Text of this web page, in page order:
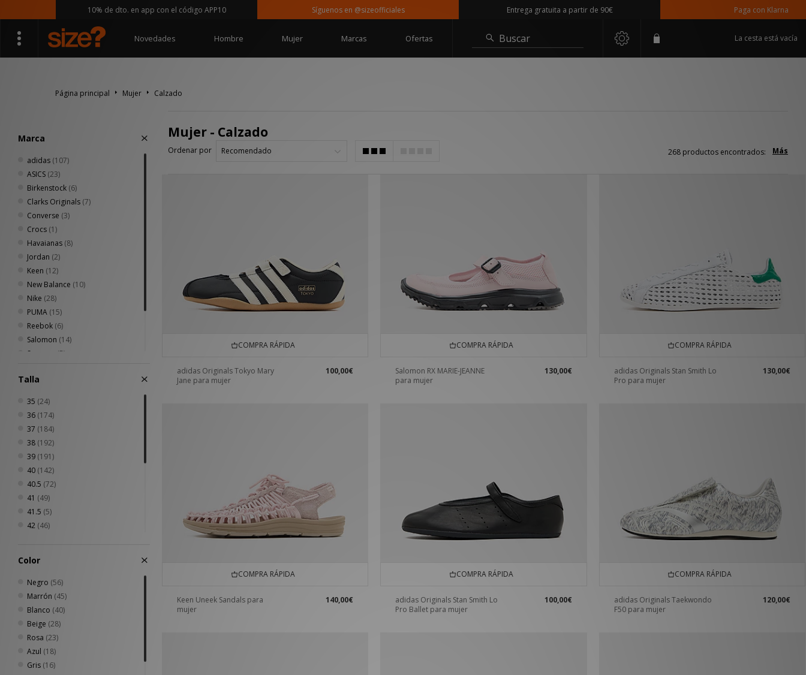
10% de dto. en app con el código APP10 Síguenos en @sizeofficiales Entrega gratuita a partir de 90€ Paga con Klarna
Novedades Hombre Mujer Marcas Ofertas Buscar La cesta está vacía
Página principal Mujer Calzado
Marca
adidas (107)
ASICS (23)
Birkenstock (6)
Clarks Originals (7)
Converse (3)
Crocs (1)
Havaianas (8)
Jordan (2)
Keen (12)
New Balance (10)
Nike (28)
PUMA (15)
Reebok (6)
Salomon (14)
Saucony
(5)
UGG
Talla
35 (24)
36 (174)
37 (184)
38 (192)
39 (191)
40 (142)
40.5 (72)
41 (49)
41.5 (5)
42 (46)
44(8)
44.5(8)
45(7)
45.5(2)
46(5)
46.5(3)
47(7)
35/36(4)
Color
Negro (56)
Marrón (45)
Blanco (40)
Beige (28)
Rosa (23)
Azul (18)
Gris (16)
Mujer - Calzado
Ordenar por Más
268 productos encontrados:
COMPRA RÁPIDA
adidas Originals Tokyo Mary
Jane para mujer
100,00€
COMPRA RÁPIDA
Salomon RX MARIE-JEANNE
para mujer
130,00€
COMPRA RÁPIDA
adidas Originals Stan Smith Lo
Pro para mujer
130,00€
COMPRA RÁPIDA
Keen Uneek Sandals para
mujer
140,00€
COMPRA RÁPIDA
adidas Originals Stan Smith Lo
Pro Ballet para mujer
100,00€
COMPRA RÁPIDA
adidas Originals Taekwondo
F50 para mujer
120,00€